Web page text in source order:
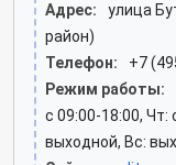
Адрес:
улица
район)
Телефон:
+7
Режим работы:
c 09:00-18:00, Чт:
выходной, Вс: